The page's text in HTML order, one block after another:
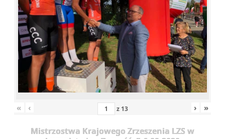
« ‹ z 13 › »
Mistrzostwa Krajowego Zrzeszenia LZS w